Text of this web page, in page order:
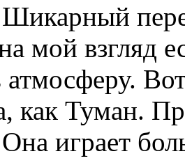
мой взгляд
атмосферу.
как Туман.
Она играет